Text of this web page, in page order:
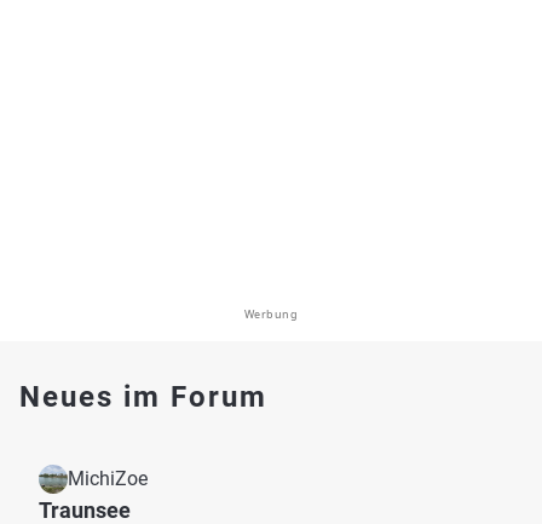
Werbung
Neues im Forum
MichiZoe
Traunsee